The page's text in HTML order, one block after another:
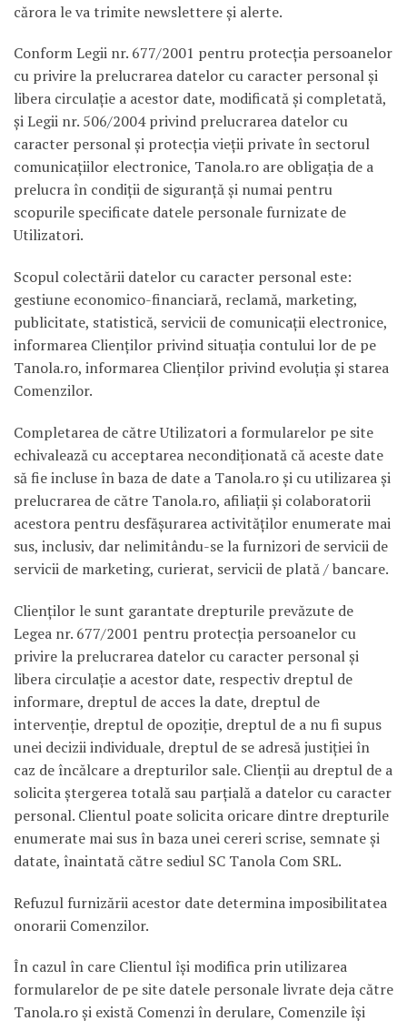
cărora le va trimite newslettere şi alerte.
Conform Legii nr. 677/2001 pentru protecţia persoanelor
cu privire la prelucrarea datelor cu caracter personal şi
libera circulaţie a acestor date, modificată şi completată,
şi Legii nr. 506/2004 privind prelucrarea datelor cu
caracter personal şi protecţia vieţii private în sectorul
comunicaţiilor electronice, Tanola.ro are obligaţia de a
prelucra în condiţii de siguranţă şi numai pentru
scopurile specificate datele personale furnizate de
Utilizatori.
Scopul colectării datelor cu caracter personal este:
gestiune economico-financiară, reclamă, marketing,
publicitate, statistică, servicii de comunicaţii electronice,
informarea Clienţilor privind situaţia contului lor de pe
Tanola.ro, informarea Clienţilor privind evoluţia şi starea
Comenzilor.
Completarea de către Utilizatori a formularelor pe site
echivalează cu acceptarea necondiţionată că aceste date
să fie incluse în baza de date a Tanola.ro şi cu utilizarea şi
prelucrarea de către Tanola.ro, afiliaţii şi colaboratorii
acestora pentru desfăşurarea activităţilor enumerate mai
sus, inclusiv, dar nelimitându-se la furnizori de servicii de
servicii de marketing, curierat, servicii de plată / bancare.
Clienţilor le sunt garantate drepturile prevăzute de
Legea nr. 677/2001 pentru protecţia persoanelor cu
privire la prelucrarea datelor cu caracter personal şi
libera circulaţie a acestor date, respectiv dreptul de
informare, dreptul de acces la date, dreptul de
intervenţie, dreptul de opoziţie, dreptul de a nu fi supus
unei decizii individuale, dreptul de se adresă justiţiei în
caz de încălcare a drepturilor sale. Clienţii au dreptul de a
solicita ştergerea totală sau parţială a datelor cu caracter
personal. Clientul poate solicita oricare dintre drepturile
enumerate mai sus în baza unei cereri scrise, semnate şi
datate, înaintată către sediul SC Tanola Com SRL.
Refuzul furnizării acestor date determina imposibilitatea
onorarii Comenzilor.
În cazul în care Clientul îşi modifica prin utilizarea
formularelor de pe site datele personale livrate deja către
Tanola.ro şi există Comenzi în derulare, Comenzile îşi